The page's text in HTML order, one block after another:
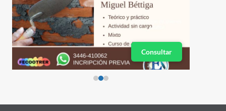
Consultar